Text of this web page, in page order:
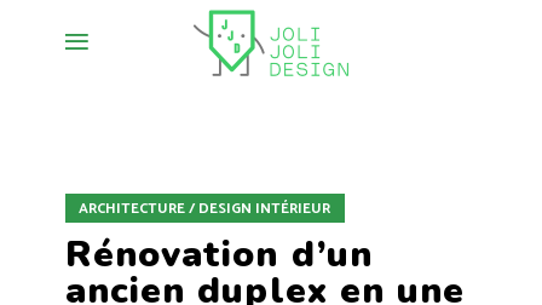
ARCHITECTURE / DESIGN INTÉRIEUR
Rénovation d’un
ancien duplex en une